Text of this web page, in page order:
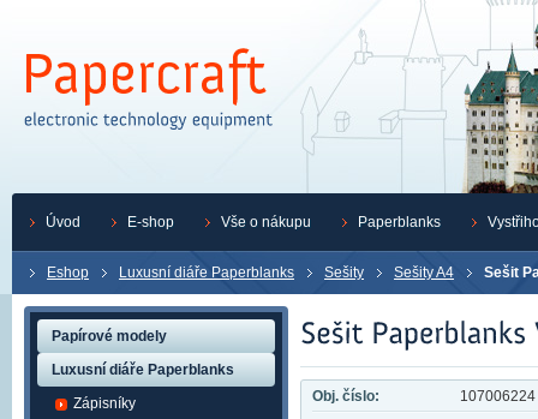
Eshop Luxusní diáře Paperblanks Sešity Sešity A4 Sešit
Obj. číslo:
107006224
Papírové modely
Luxusní diáře Paperblanks
Zápisníky
Úvod E-shop Vše o nákupu Paperblanks